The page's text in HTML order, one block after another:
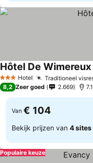
3 SterrenHotel Traditioneel
Hôtel De Wimereux
8,2 Zeer goed 2.669
Van € 104
Bekijk prijzen van 4 sites
Populaire keuze